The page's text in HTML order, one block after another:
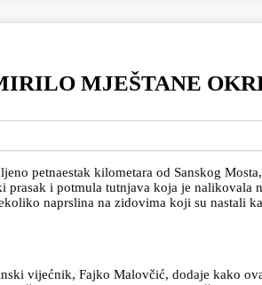
MJEŠTANE
petnaestak kilometara od Sanskog
i potmula tutnjava koja je
naprslina na zidovima koji su nastali
vijećnik, Fajko Malovčić, dodaje kako